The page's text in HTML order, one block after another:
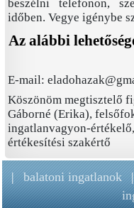
beszélni telefonon,
időben. Vegye igénybe
Az alábbi
E-mail:
Köszönöm megtisztelő
Gáborné (Erika),
ingatlanvagyon-
értékesítési szakértő
| balatoni ingatlanok